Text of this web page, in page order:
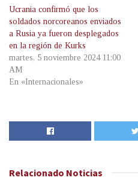
Ucrania confirmó que los
soldados norcoreanos enviados
a Rusia ya fueron desplegados
en la región de Kurks
martes, 5 noviembre 2024 11:00
AM
En «Internacionales»
Relacionado Noticias